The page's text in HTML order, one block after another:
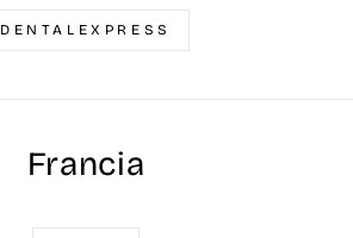
DENTALEXPRESS
Francia